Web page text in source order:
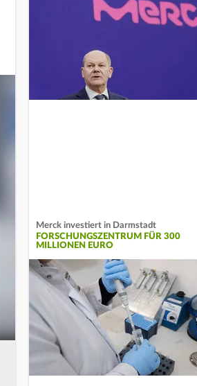
Merck investiert in Darmstadt
FORSCHUNGSZENTRUM FÜR 300
MILLIONEN EURO